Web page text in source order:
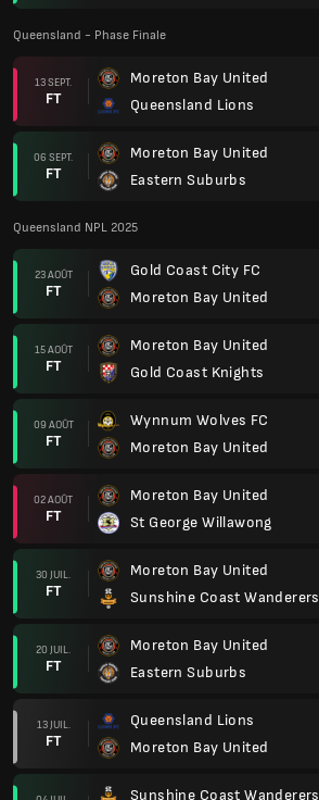
Queensland - Phase Finale
13 SEPT.
FT
Moreton Bay United
Queensland Lions
06 SEPT.
FT
Moreton Bay United
Eastern Suburbs
Queensland NPL 2025
23 AOÛT
FT
Gold Coast City FC
Moreton Bay United
15 AOÛT
FT
Moreton Bay United
Gold Coast Knights
09 AOÛT
FT
Wynnum Wolves FC
Moreton Bay United
02 AOÛT
FT
Moreton Bay United
St George Willawong
30 JUIL.
FT
Moreton Bay United
Sunshine Coast Wanderers
20 JUIL.
FT
Moreton Bay United
Eastern Suburbs
13 JUIL.
FT
Queensland Lions
Moreton Bay United
Sunshine Coast Wanderers